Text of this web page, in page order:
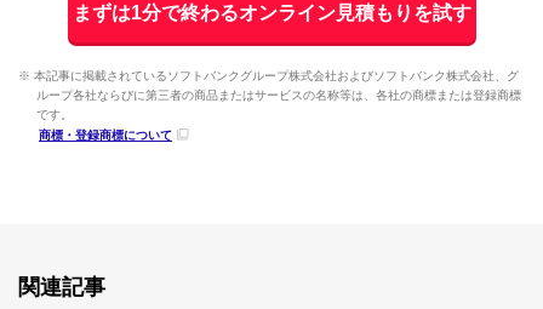
まずは1分で終わるオンライン見積もりを試す
※ 本記事に掲載されているソフトバンクグループ株式会社およびソフトバンク株式会社、グ
ループ各社ならびに第三者の商品またはサービスの名称等は、各社の商標または登録商標
です。
商標・登録商標について
関連記事